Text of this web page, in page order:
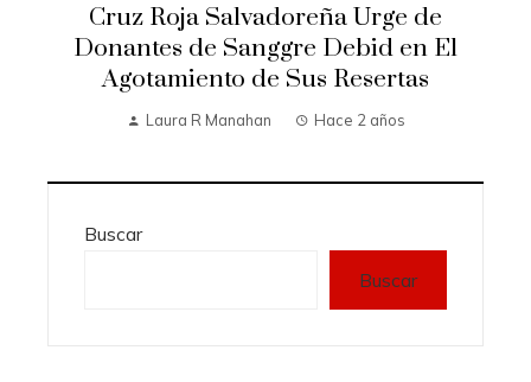
Cruz Roja Salvadoreña Urge de
Donantes de Sanggre Debid en El
Agotamiento de Sus Resertas
Laura R Manahan Hace 2 años
Buscar
Buscar